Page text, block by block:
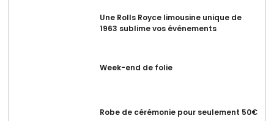
Une Rolls Royce limousine unique de
1963 sublime vos événements
Week-end de folie
Robe de cérémonie pour seulement 50€